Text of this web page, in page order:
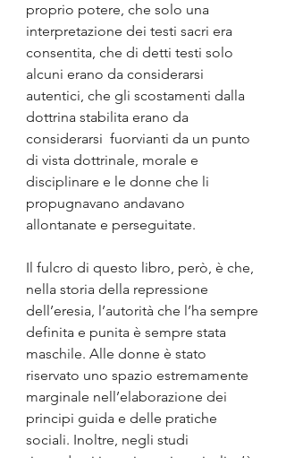
proprio potere, che solo una
interpretazione dei testi sacri era
consentita, che di detti testi solo
alcuni erano da considerarsi
autentici, che gli scostamenti dalla
dottrina stabilita erano da
considerarsi  fuorvianti da un punto
di vista dottrinale, morale e
disciplinare e le donne che li
propugnavano andavano
allontanate e perseguitate.
Il fulcro di questo libro, però, è che,
nella storia della repressione
dell’eresia, l’autorità che l’ha sempre
definita e punita è sempre stata
maschile. Alle donne è stato
riservato uno spazio estremamente
marginale nell’elaborazione dei
principi guida e delle pratiche
sociali. Inoltre, negli studi